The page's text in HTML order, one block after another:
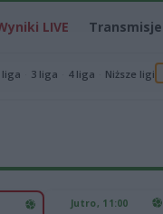
LIVE Transmisje
liga 3 liga 4 liga Niższe ligi
Jutro, 11:00